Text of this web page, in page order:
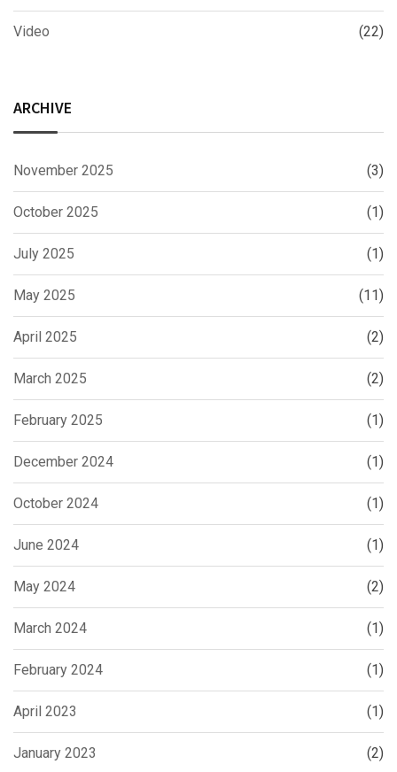
Video (22)
ARCHIVE
November 2025 (3)
October 2025 (1)
July 2025 (1)
May 2025 (11)
April 2025 (2)
March 2025 (2)
February 2025 (1)
December 2024 (1)
October 2024 (1)
June 2024 (1)
May 2024 (2)
March 2024 (1)
February 2024 (1)
April 2023 (1)
January 2023 (2)